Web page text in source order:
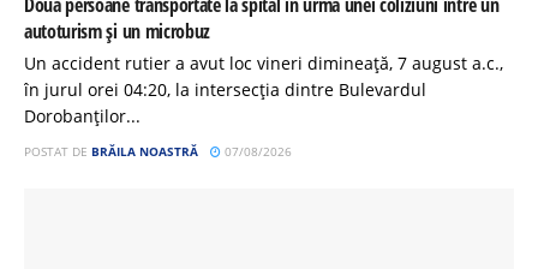
autoturism și un microbuz
Un accident rutier a avut loc vineri dimineață, 7 august a.c.,
în jurul orei 04:20, la intersecția dintre Bulevardul
Dorobanților...
POSTAT DE BRĂILA NOASTRĂ 07/08/2026